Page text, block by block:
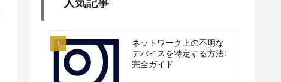
ネットワーク上の不明な
デバイスを特定する方法:
完全ガイド